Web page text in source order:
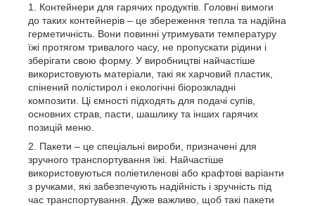
Контейнери для гарячих продуктів. Головні вимоги
до таких контейнерів – це збереження тепла та надійна
герметичність. Вони повинні утримувати температуру
їжі протягом тривалого часу, не пропускати рідини і
зберігати свою форму. У виробництві найчастіше
використовують матеріали, такі як харчовий пластик,
спінений полістирол і екологічні біорозкладні
композити. Ці ємності підходять для подачі супів,
основних страв, пасти, шашлику та інших гарячих
позицій меню.
Пакети – це спеціальні вироби, призначені для
зручного транспортування їжі. Найчастіше
використовуються поліетиленові або крафтові варіанти
з ручками, які забезпечують надійність і зручність під
час транспортування. Дуже важливо, щоб такі пакети